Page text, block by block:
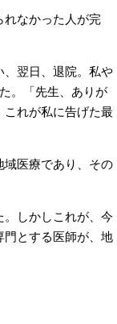
れなかった人が完
、翌日、退院。私や
。「先生、ありが
これが私に告げた最
域医療であり、その
。しかしこれが、今
門とする医師が、地